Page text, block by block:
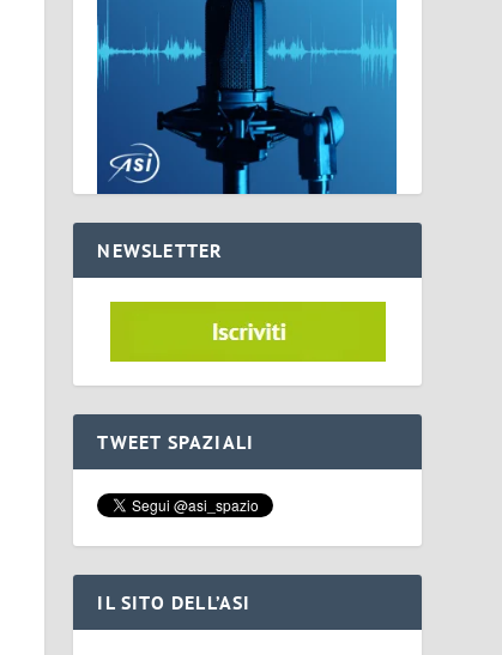
NEWSLETTER
TWEET SPAZIALI
IL SITO DELL’ASI